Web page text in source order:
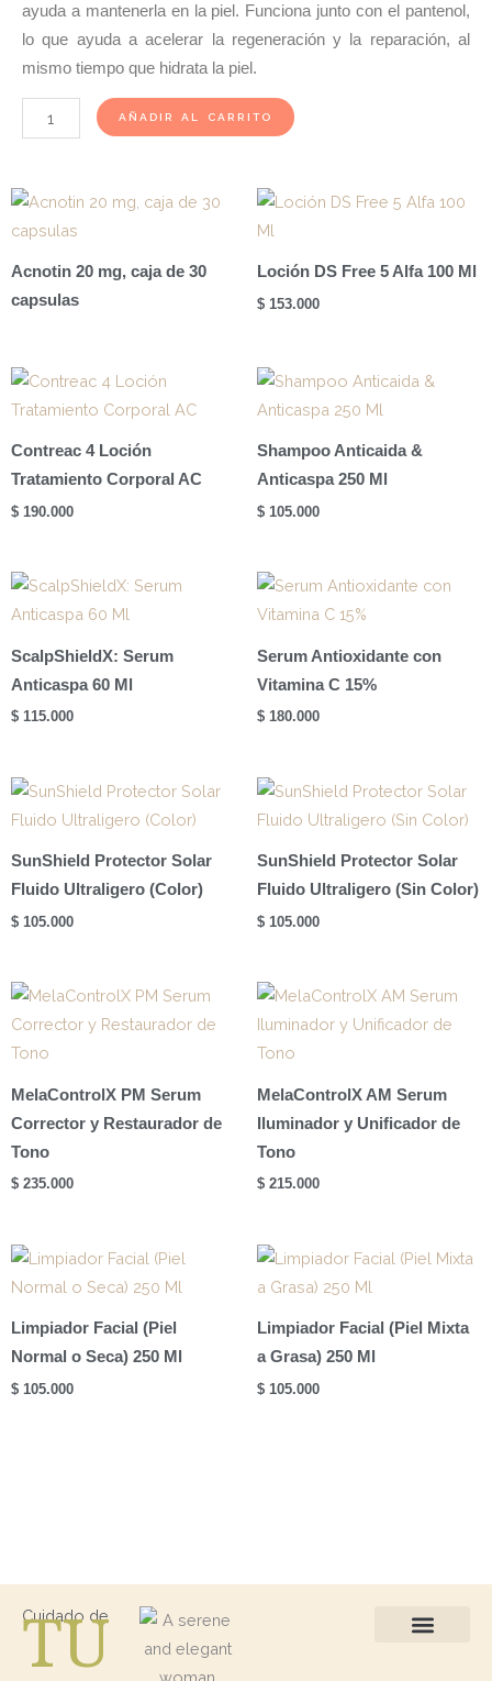
ayuda a mantenerla en la piel. Funciona junto con el pantenol,
lo que ayuda a acelerar la regeneración y la reparación, al
mismo tiempo que hidrata la piel.
Pomada
Aquaphor
Pote
89ml
AÑADIR AL CARRITO
Acnotin 20 mg, caja de 30
capsulas
Loción DS Free 5 Alfa 100 Ml
$ 153.000
Contreac 4 Loción
Tratamiento Corporal AC
$ 190.000
Shampoo Anticaida &
Anticaspa 250 Ml
$ 105.000
ScalpShieldX: Serum
Anticaspa 60 Ml
$ 115.000
Serum Antioxidante con
Vitamina C 15%
$ 180.000
SunShield Protector Solar
Fluido Ultraligero (Color)
$ 105.000
SunShield Protector Solar
Fluido Ultraligero (Sin Color)
$ 105.000
MelaControlX PM Serum
Corrector y Restaurador de
Tono
$ 235.000
MelaControlX AM Serum
Iluminador y Unificador de
Tono
$ 215.000
Limpiador Facial (Piel
Normal o Seca) 250 Ml
$ 105.000
Limpiador Facial (Piel Mixta
a Grasa) 250 Ml
$ 105.000
Cuidado de
TU